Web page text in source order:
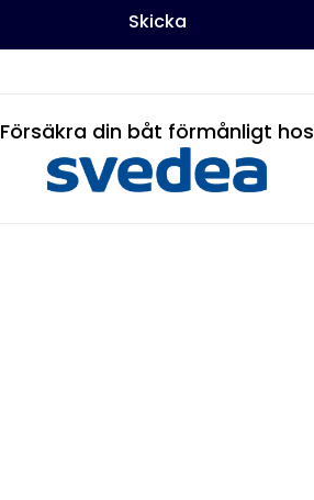
Skicka
Försäkra din båt förmånligt hos